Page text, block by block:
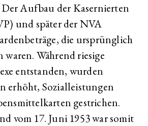
Der Aufbau der Kasernierten
und später der NVA
die ursprünglich
waren. Während riesige
entstanden, wurden
erhöht, Sozialleistungen
gestrichen.
vom 17. Juni 1953 war somit